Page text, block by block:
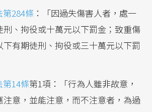
284條 ：「因過失傷害人者，處一
刑、拘役或十萬元以下罰金；致重傷
下有期徒刑、拘役或三十萬元以下罰
14條第1項：「行為人雖非故意，
注意，並能注意，而不注意者，為過